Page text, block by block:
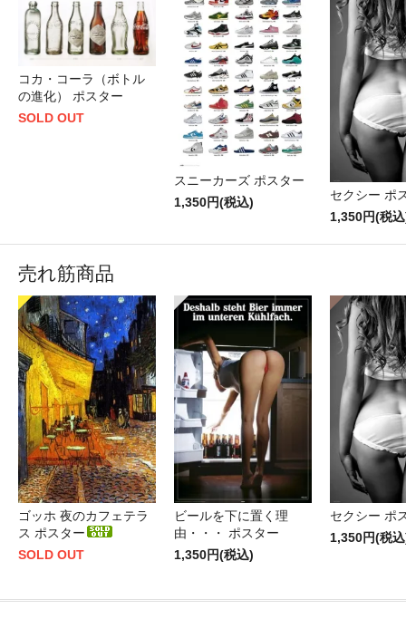
コカ・コーラ（ボトル
の進化） ポスター
SOLD OUT
スニーカーズ ポスター
1,350円(税込)
セクシー ポ
1,350円(税
売れ筋商品
ゴッホ 夜のカフェテラ
ス ポスター
SOLD OUT
ビールを下に置く理
由・・・ ポスター
1,350円(税込)
セクシー ポ
1,350円(税